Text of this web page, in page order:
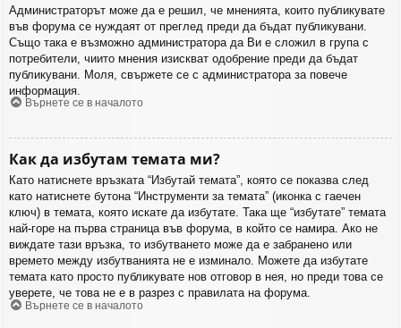
Администраторът може да е решил, че мненията, които публикувате
във форума се нуждаят от преглед преди да бъдат публикувани.
Също така е възможно администратора да Ви е сложил в група с
потребители, чиито мнения изискват одобрение преди да бъдат
публикувани. Моля, свържете се с администратора за повече
информация.
Върнете се в началото
Как да избутам темата ми?
Като натиснете връзката “Избутай темата”, която се показва след
като натиснете бутона “Инструменти за темата” (иконка с гаечен
ключ) в темата, която искате да избутате. Така ще “избутате” темата
най-горе на първа страница във форума, в който се намира. Ако не
виждате тази връзка, то избутването може да е забранено или
времето между избутванията не е изминало. Можете да избутате
темата като просто публикувате нов отговор в нея, но преди това се
уверете, че това не е в разрез с правилата на форума.
Върнете се в началото